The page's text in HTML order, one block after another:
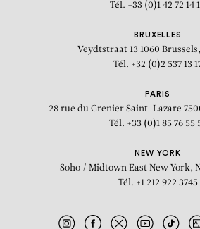
Tél. +33 (0)1 42 72 14
BRUXELLES
Veydtstraat 13 1060
Tél. +32 (0)2 537 13
PARIS
28 rue du Grenier Saint-Lazare
Tél. +33 (0)1 85 76 55
NEW YORK
Soho / Midtown East New York,
Tél. +1 212 922 3745